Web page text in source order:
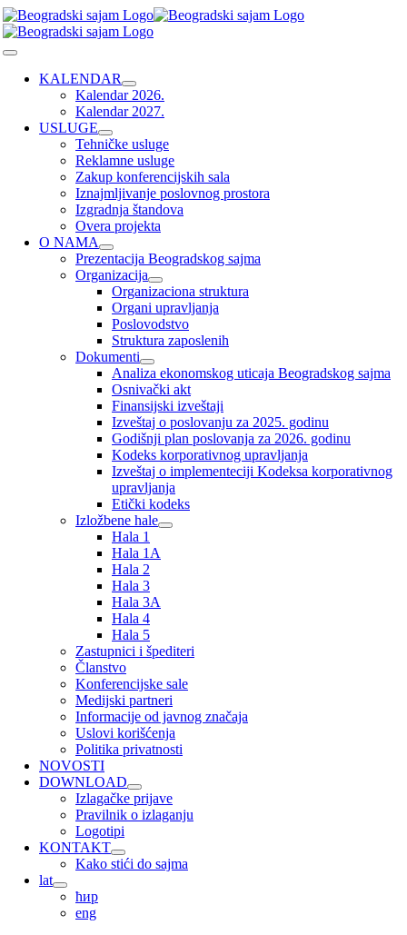
Skip
to
content
Toggle
NavigationKALENDAR
Kalendar 2026.
Kalendar 2027.
USLUGE
Tehničke usluge
Reklamne usluge
Zakup konferencijskih sala
Iznajmljivanje poslovnog prostora
Izgradnja štandova
Overa projekta
O NAMA
Prezentacija Beogradskog sajma
Organizacija
Organizaciona struktura
Organi upravljanja
Poslovodstvo
Struktura zaposlenih
Dokumenti
Analiza ekonomskog uticaja Beogradskog sajma
Osnivački akt
Finansijski izveštaji
Izveštaj o poslovanju za 2025. godinu
Godišnji plan poslovanja za 2026. godinu
Kodeks korporativnog upravljanja
Izveštaj o implementeciji Kodeksa korporativnog
upravljanja
Etički kodeks
Izložbene hale
Hala 1
Hala 1A
Hala 2
Hala 3
Hala 3A
Hala 4
Hala 5
Zastupnici i špediteri
Članstvo
Konferencijske sale
Medijski partneri
Informacije od javnog značaja
Uslovi korišćenja
Politika privatnosti
NOVOSTI
DOWNLOAD
Izlagačke prijave
Pravilnik o izlaganju
Logotipi
KONTAKT
Kako stići do sajma
lat
ћир
eng